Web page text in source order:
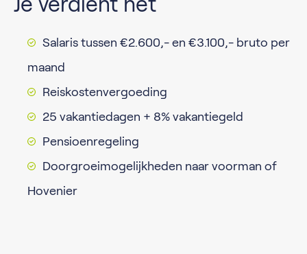
Salaris tussen €2.600,- en €3.100,- bruto per
maand
Reiskostenvergoeding
25 vakantiedagen + 8% vakantiegeld
Pensioenregeling
Doorgroeimogelijkheden naar voorman of
Hovenier